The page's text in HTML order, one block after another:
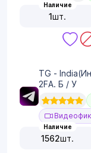
Наличие
1шт.
TG -
2FA. Б / У
Наличие
1562шт.